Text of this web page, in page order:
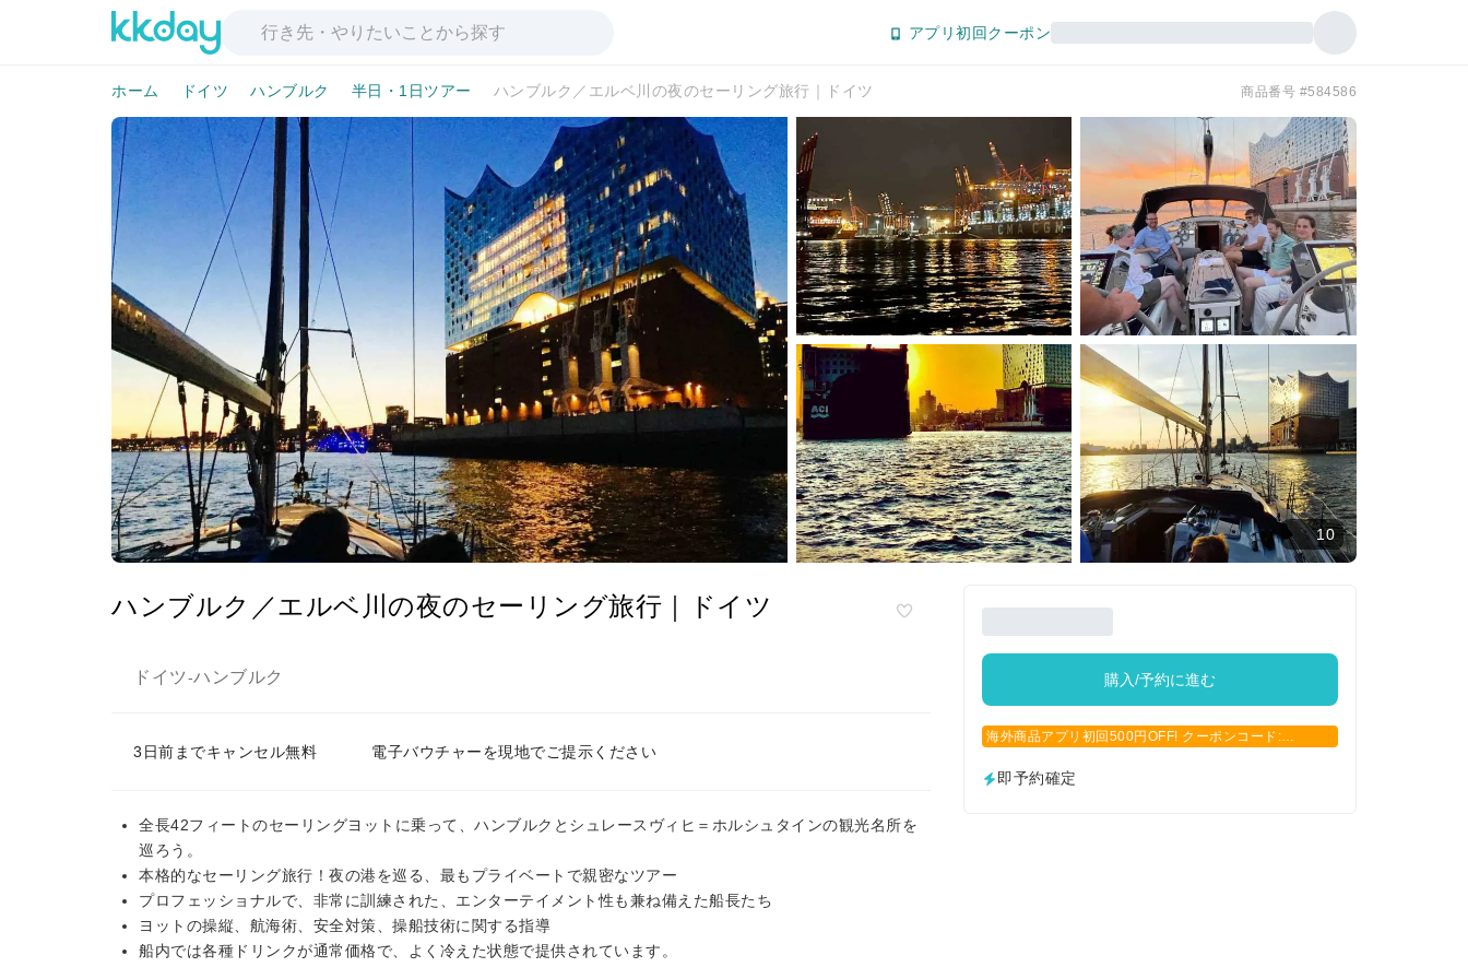
アプリ初回クーポン
ホーム ドイツ ハンブルク 半日・1日ツアー ハンブルク／エルベ川の夜のセーリング旅行｜ドイツ 商品番号 #584586
10
ハンブルク／エルベ川の夜のセーリング旅行｜ドイツ
ドイツ-ハンブルク
3日前までキャンセル無料 電子バウチャーを現地でご提示ください
全長42フィートのセーリングヨットに乗って、ハンブルクとシュレースヴィヒ＝ホルシュタインの観光名所を
巡ろう。
本格的なセーリング旅行！夜の港を巡る、最もプライベートで親密なツアー
プロフェッショナルで、非常に訓練された、エンターテイメント性も兼ね備えた船長たち
ヨットの操縦、航海術、安全対策、操船技術に関する指導
船内では各種ドリンクが通常価格で、よく冷えた状態で提供されています。
購入/予約に進む
海外商品アプリ初回500円OFF! クーポンコード:
即予約確定